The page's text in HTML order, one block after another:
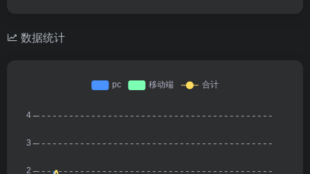
数据统计